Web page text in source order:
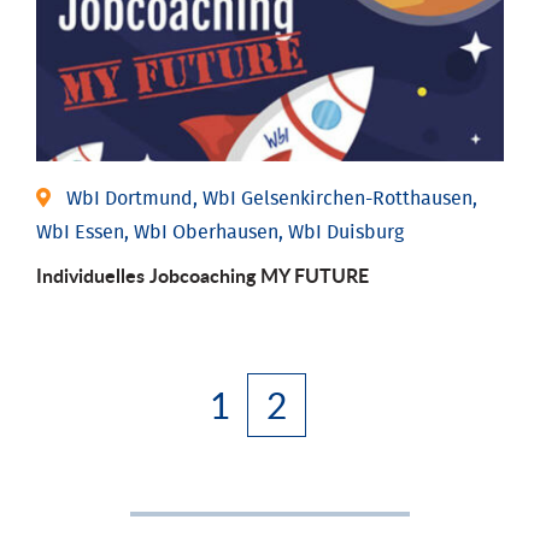
WbI Dortmund, WbI Gelsenkirchen-Rotthausen,
WbI Essen, WbI Oberhausen, WbI Duisburg
Individuelles Jobcoaching MY FUTURE
1 2